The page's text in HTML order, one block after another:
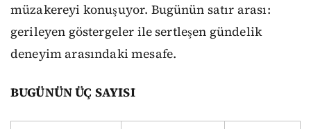
müzakereyi konuşuyor. Bugünün satır arası:
gerileyen göstergeler ile sertleşen gündelik
deneyim arasındaki mesafe.
BUGÜNÜN ÜÇ SAYISI